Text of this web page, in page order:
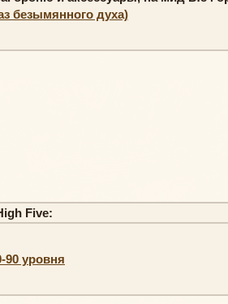
безымянного духа)
Five:
90 уровня